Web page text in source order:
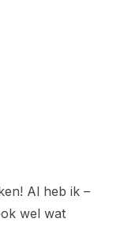
Al heb ik –
wel wat